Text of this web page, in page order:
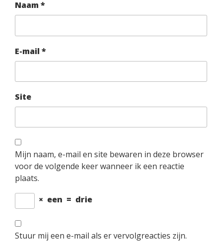
Naam *
E-mail *
Site
Mijn naam, e-mail en site bewaren in deze browser
voor de volgende keer wanneer ik een reactie
plaats.
× een = drie
Stuur mij een e-mail als er vervolgreacties zijn.